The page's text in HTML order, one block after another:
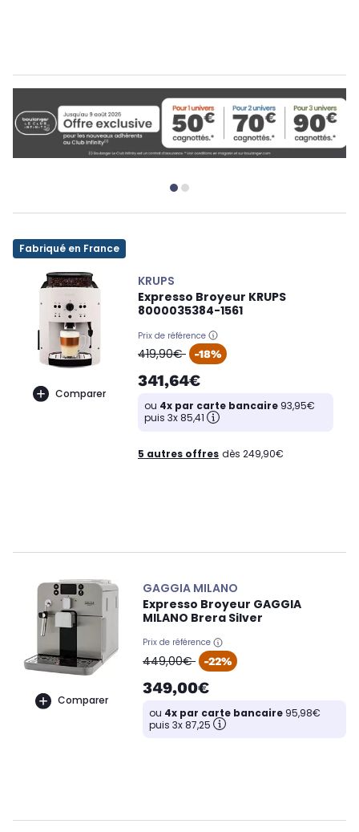
Fabriqué en France
Comparer
KRUPS
Expresso Broyeur KRUPS
8000035384-1561
Prix de référence
oldPrice
419,90€ -18%
341,64€
ou 4x par carte bancaire 93,95€
puis 3x 85,41
5 autres offres dès 249,90€
Comparer
GAGGIA MILANO
Expresso Broyeur GAGGIA
MILANO Brera Silver
Prix de référence
oldPrice
449,00€ -22%
349,00€
ou 4x par carte bancaire 95,98€
puis 3x 87,25